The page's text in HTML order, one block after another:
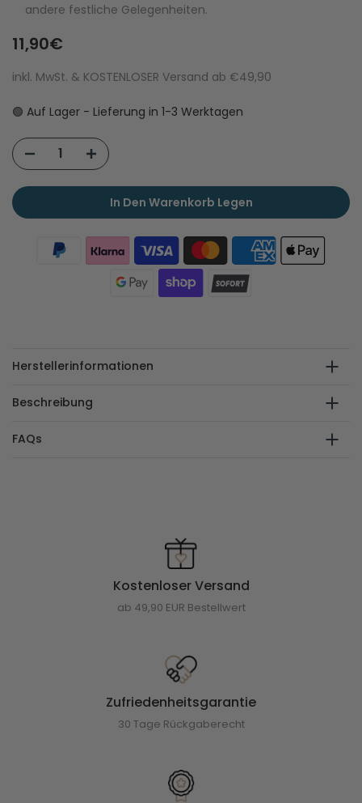
andere festliche Gelegenheiten.
11,90€
inkl. MwSt. & KOSTENLOSER Versand ab €49,90
🟢 Auf Lager - Lieferung in 1-3 Werktagen
In Den Warenkorb Legen
Herstellerinformationen
Beschreibung
FAQs
Kostenloser Versand
ab 49,90 EUR Bestellwert
Zufriedenheitsgarantie
30 Tage Rückgaberecht